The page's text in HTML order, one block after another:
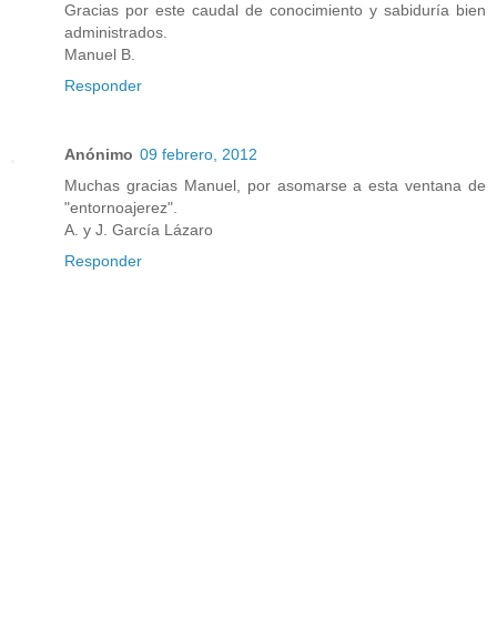
Gracias por este caudal de conocimiento y sabiduría bien
administrados.
Manuel B.
Responder
Anónimo 09 febrero, 2012
Muchas gracias Manuel, por asomarse a esta ventana de
"entornoajerez".
A. y J. García Lázaro
Responder